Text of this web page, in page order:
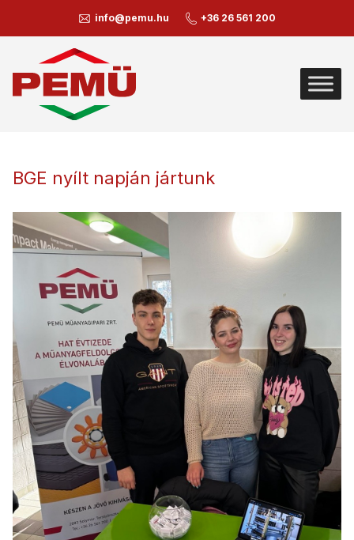
info@pemu.hu +36 26 561 200
BGE nyílt napján jártunk